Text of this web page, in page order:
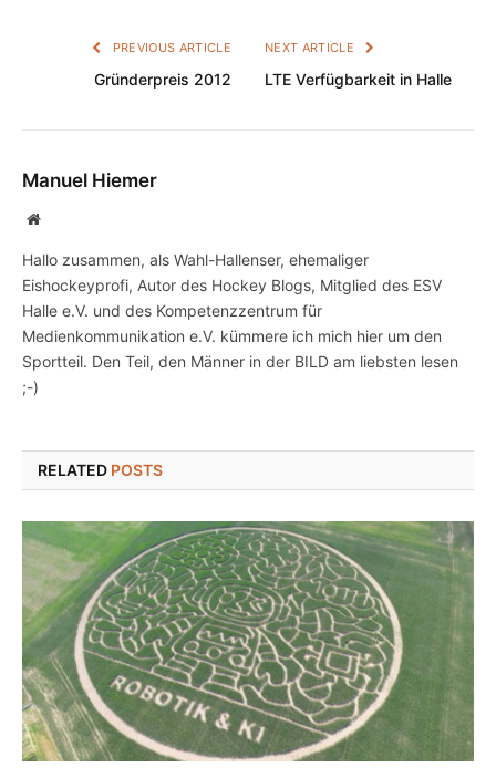
PREVIOUS ARTICLE
Gründerpreis 2012
NEXT ARTICLE
LTE Verfügbarkeit in Halle
Manuel Hiemer
Website
Hallo zusammen, als Wahl-Hallenser, ehemaliger
Eishockeyprofi, Autor des Hockey Blogs, Mitglied des ESV
Halle e.V. und des Kompetenzzentrum für
Medienkommunikation e.V. kümmere ich mich hier um den
Sportteil. Den Teil, den Männer in der BILD am liebsten lesen
;-)
RELATED POSTS